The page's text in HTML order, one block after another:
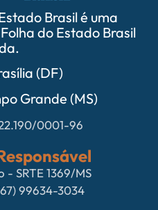
Brasil é uma
do Estado Brasil
(DF)
Grande (MS)
0001-96
SRTE 1369/MS
99634-3034